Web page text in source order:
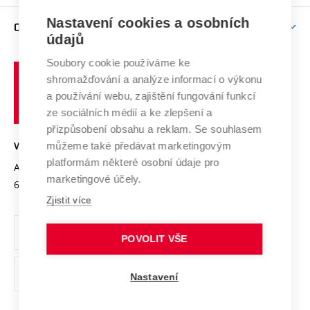
E-přihláška
Závěrečné práce
Doktorské studium
Studium bez bariér
Podpora podnikání
Mezinárodní vědecká rada
Systém zajišťování kvality výzkumu
Výzkumné infrastruktury
Transfer znalostí
Open Science
Projekty
Projekty ze strukturálních fondů
Specifický výzkum
Zahraniční spolupráce
Spolupráce se školami
Služby univerzity
Mezinárodní dohody
Univerzitní sítě
O UNIVERZITĚ
Profil univerzity
Udržitelná univerzita
Podnikavá univerzita / ContriBUTe
Bezpečná univerzita
Vyznamenání
Organizační struktura
Ochrana osobních údajů
odkaz)
učení
technické
VYSOKÉ UČENÍ TECHNICKÉ V BRNĚ
Antonínská 548/1
602 00 Brno
www.vut.cz
vut@vutbr.cz
Nastavení cookies a osobních
údajů
Soubory cookie používáme ke
shromažďování a analýze informací o výkonu
a používání webu, zajištění fungování funkcí
ze sociálních médií a ke zlepšení a
přizpůsobení obsahu a reklam. Se souhlasem
můžeme také předávat marketingovým
platformám některé osobní údaje pro
marketingové účely.
Zjistit více
POVOLIT VŠE
Nastavení